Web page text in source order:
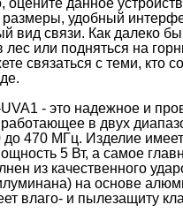
оцените данное
удобный
вид связи. Как далеко
лес или подняться на
связаться с теми, кто
- это надежное и
работающее в двух
до 470 МГц. Изделие
5 Вт, а самое
из качественного
на основе
влаго- и пылезащиту